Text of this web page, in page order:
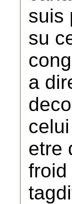
suis
su
a
etre
froid